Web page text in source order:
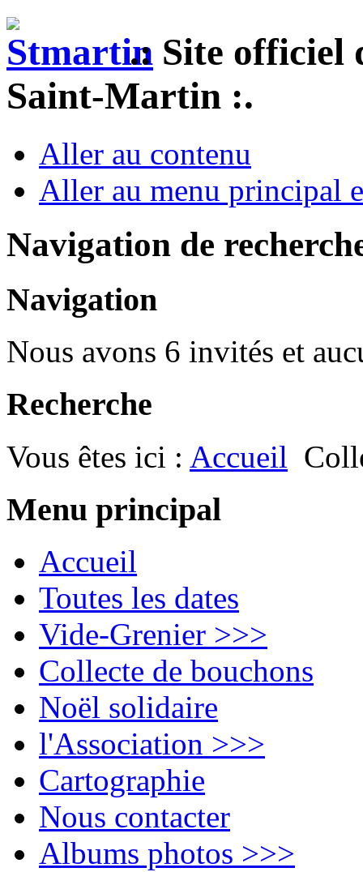
.: Site officiel
Saint-Martin :.
Aller au contenu
Aller au menu principal
Navigation de
Navigation
Nous avons 6 invités et
Recherche
Vous êtes ici : Accueil
Menu principal
Accueil
Toutes les dates
Vide-Grenier >>>
Collecte de bouchons
Noël solidaire
l'Association >>>
Cartographie
Nous contacter
Albums photos >>>